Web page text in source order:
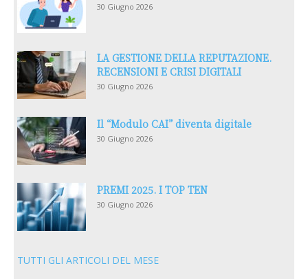
30 Giugno 2026
LA GESTIONE DELLA REPUTAZIONE.
RECENSIONI E CRISI DIGITALI
30 Giugno 2026
Il “Modulo CAI” diventa digitale
30 Giugno 2026
PREMI 2025. I TOP TEN
30 Giugno 2026
TUTTI GLI ARTICOLI DEL MESE